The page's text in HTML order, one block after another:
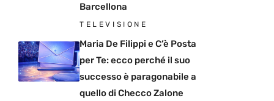
Barcellona
TELEVISIONE
Maria De Filippi e C’è Posta
per Te: ecco perché il suo
successo è paragonabile a
quello di Checco Zalone